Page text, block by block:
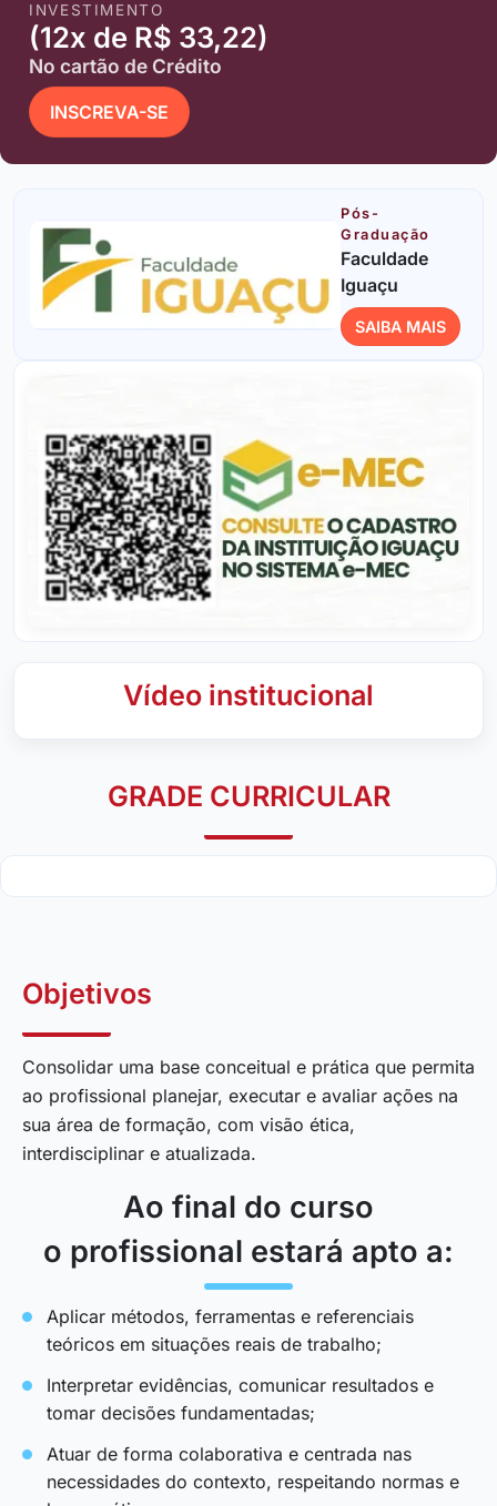
INVESTIMENTO
(12x de R$ 33,22)
No cartão de Crédito
INSCREVA-SE
Pós-
Graduação
Faculdade
Iguaçu
SAIBA MAIS
Vídeo institucional
GRADE CURRICULAR
Objetivos
Consolidar uma base conceitual e prática que permita
ao profissional planejar, executar e avaliar ações na
sua área de formação, com visão ética,
interdisciplinar e atualizada.
Ao final do curso
o profissional estará apto a:
Aplicar métodos, ferramentas e referenciais
teóricos em situações reais de trabalho;
Interpretar evidências, comunicar resultados e
tomar decisões fundamentadas;
Atuar de forma colaborativa e centrada nas
necessidades do contexto, respeitando normas e